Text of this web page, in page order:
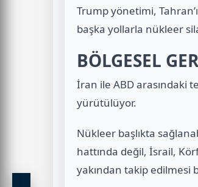
Trump yönetimi,
başka yollarla nükleer
BÖLGESEL
İran ile ABD arasındaki
yürütülüyor.
Nükleer başlıkta
hattında değil, İsrail,
yakından takip edilmesi